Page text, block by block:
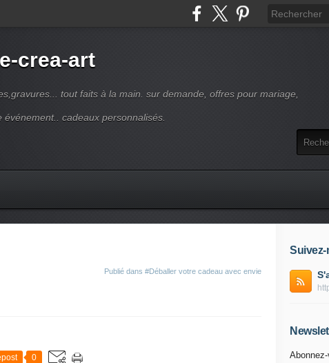
crea-art
tout faits à la main. sur demande, offres pour mariage,
événement.. cadeaux personnalisés.
Publié dans #Déballer votre cadeau avec envie
0
Suivez-